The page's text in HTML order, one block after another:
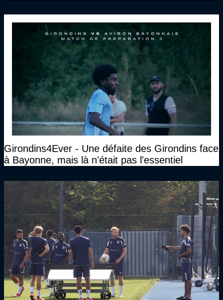
Girondins4Ever - Une défaite des Girondins face
à Bayonne, mais là n'était pas l'essentiel